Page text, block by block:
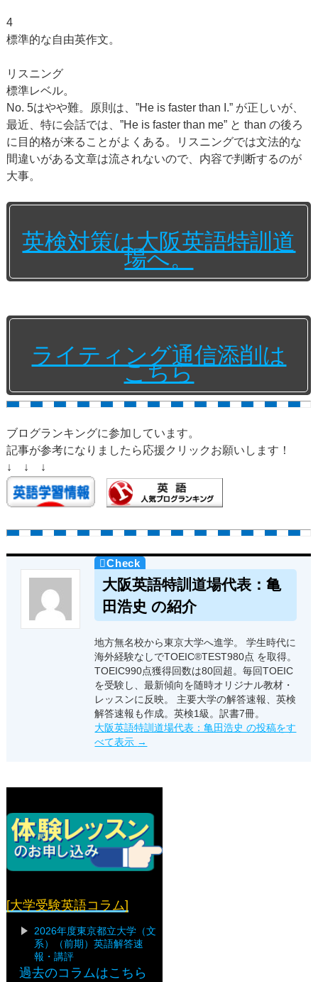
4
標準的な自由英作文。
リスニング
標準レベル。
No. 5はやや難。原則は、”He is faster than I.” が正しいが、
最近、特に会話では、”He is faster than me” と than の後ろ
に目的格が来ることがよくある。リスニングでは文法的な
間違いがある文章は流されないので、内容で判断するのが
大事。
英検対策は大阪英語特訓道
場へ。
ライティング通信添削は
こちら
ブログランキングに参加しています。
記事が参考になりましたら応援クリックお願いします！
↓ ↓ ↓
大阪英語特訓道場代表：亀
田浩史 の紹介
地方無名校から東京大学へ進学。 学生時代に
海外経験なしでTOEIC®TEST980点 を取得。
TOEIC990点獲得回数は80回超。毎回TOEIC
を受験し、最新傾向を随時オリジナル教材・
レッスンに反映。 主要大学の解答速報、英検
解答速報も作成。英検1級。訳書7冊。
大阪英語特訓道場代表：亀田浩史 の投稿をす
べて表示 →
[大学受験英語コラム]
2026年度東京都立大学（文
系）（前期）英語解答速
報・講評
過去のコラムはこちら